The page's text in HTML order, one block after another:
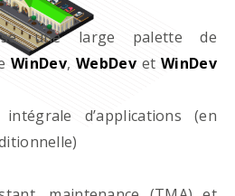
une large palette de
WinDev,WebDevet WinDev
d’applications (en